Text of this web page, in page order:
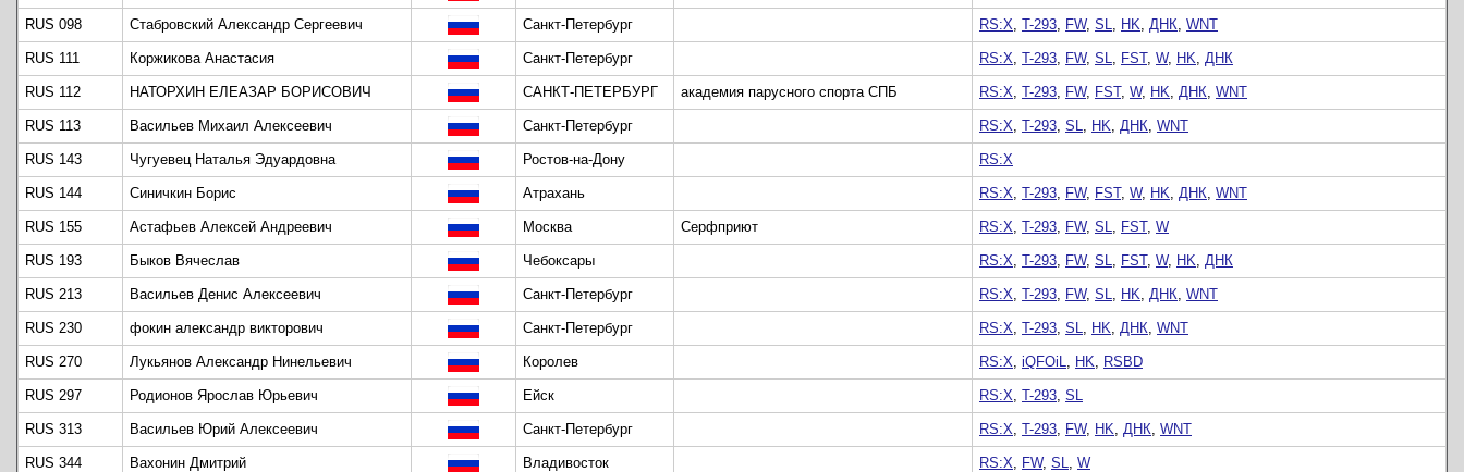
RUS 098 Стабровский Александр Сергеевич Санкт-Петербург RS:X, T-293, FW, SL, HK, ДНК, WNT
RUS 111 Коржикова Анастасия Санкт-Петербург RS:X, T-293, FW, SL, FST, W, HK, ДНК
RUS 112 НАТОРХИН ЕЛЕАЗАР БОРИСОВИЧ САНКТ-ПЕТЕРБУРГ академия парусного спорта СПБ RS:X, T-293, FW, FST, W, HK, ДНК, WNT
RUS 113 Васильев Михаил Алексеевич Санкт-Петербург RS:X, T-293, SL, HK, ДНК, WNT
RUS 143 Чугуевец Наталья Эдуардовна Ростов-на-Дону RS:X
RUS 144 Синичкин Борис Атрахань RS:X, T-293, FW, FST, W, HK, ДНК, WNT
RUS 155 Астафьев Алексей Андреевич Москва Серфприют RS:X, T-293, FW, SL, FST, W
RUS 193 Быков Вячеслав Чебоксары RS:X, T-293, FW, SL, FST, W, HK, ДНК
RUS 213 Васильев Денис Алексеевич Санкт-Петербург RS:X, T-293, FW, SL, HK, ДНК, WNT
RUS 230 фокин александр викторович Санкт-Петербург RS:X, T-293, SL, HK, ДНК, WNT
RUS 270 Лукьянов Александр Нинельевич Королев RS:X, iQFOiL, HK, RSBD
RUS 297 Родионов Ярослав Юрьевич Ейск RS:X, T-293, SL
RUS 313 Васильев Юрий Алексеевич Санкт-Петербург RS:X, T-293, FW, HK, ДНК, WNT
RUS 344 Вахонин Дмитрий Владивосток RS:X, FW, SL, W